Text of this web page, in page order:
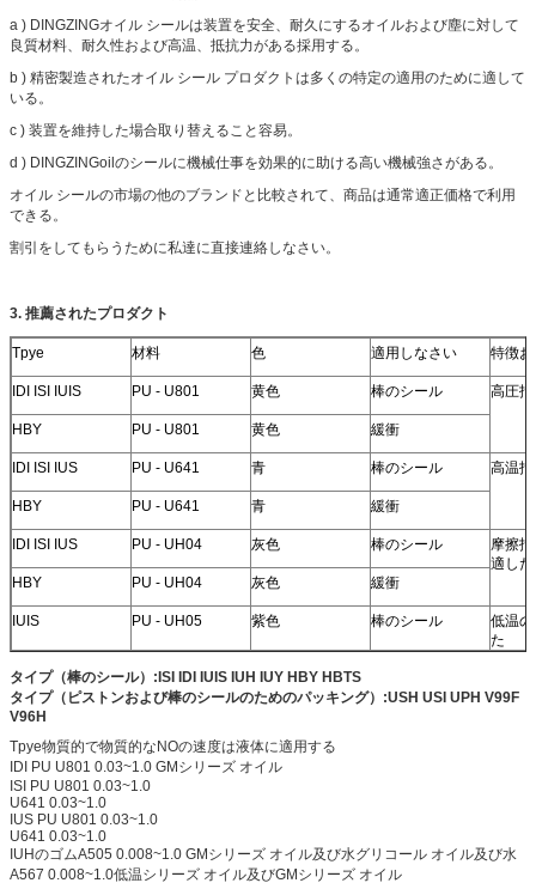
a ) DINGZINGオイル シールは装置を安全、耐久にするオイルおよび塵に対して
良質材料、耐久性および高温、抵抗力がある採用する。
b ) 精密製造されたオイル シール プロダクトは多くの特定の適用のために適して
いる。
c ) 装置を維持した場合取り替えること容易。
d ) DINGZINGoilのシールに機械仕事を効果的に助ける高い機械強さがある。
オイル シールの市場の他のブランドと比較されて、商品は通常適正価格で利用
できる。
割引をしてもらうために私達に直接連絡しなさい。
3. 推薦されたプロダクト
Tpye 材料 色 適用しなさい 特徴
IDI ISI IUIS PU - U801 黄色 棒のシール 高圧
HBY PU - U801 黄色 緩衝
IDI ISI IUS PU - U641 青 棒のシール 高温
HBY PU - U641 青 緩衝
IDI ISI IUS PU - UH04 灰色 棒のシール
摩擦
適した
HBY
PU - UH04 灰色 緩衝
IUIS PU - UH05 紫色 棒のシール
低温
た
タイプ（棒のシール）:ISI IDI IUIS IUH IUY HBY HBTS
タイプ（ピストンおよび棒のシールのためのパッキング）:USH USI UPH V99F
V96H
Tpye物質的で物質的なNOの速度は液体に適用する
IDI PU U801 0.03~1.0 GMシリーズ オイル
ISI PU U801 0.03~1.0
U641 0.03~1.0
IUS PU U801 0.03~1.0
U641 0.03~1.0
IUHのゴムA505 0.008~1.0 GMシリーズ オイル及び水グリコール オイル及び水
A567 0.008~1.0低温シリーズ オイル及びGMシリーズ オイル